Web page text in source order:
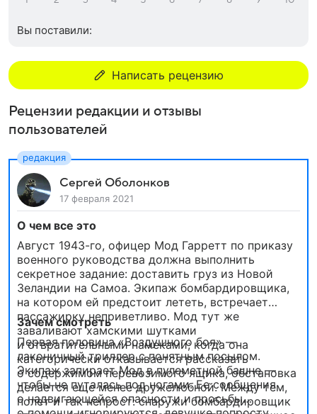
Вы поставили:
Написать рецензию
Рецензии редакции и отзывы
пользователей
Сергей Оболонков
17 февраля 2021
О чем все это
Август 1943-го, офицер Мод Гарретт по приказу
военного руководства должна выполнить
секретное задание: доставить груз из Новой
Зеландии на Самоа. Экипаж бомбардировщика,
на котором ей предстоит лететь, встречает
пассажирку неприветливо. Мод тут же
заваливают хамскими шутками
и отвратительными намеками; когда она
категорически отказывается рассказать
о содержимом перевозимого ящика, обстановка
делается еще менее дружелюбной. Между тем,
полет и так непрост: снаружи бомбардировщик
Зачем смотреть
Первая половина «Воздушного боя» —
лаконичный триллер с понятным посылом.
Экипаж запирает Мод в пулеметной башне —
чтобы не путалась под ногами. Ее сообщения
о надвигающейся опасности и просьбы